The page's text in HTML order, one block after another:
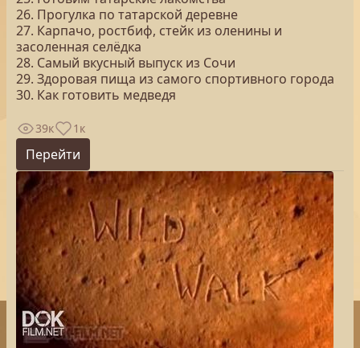
26. Прогулка по татарской деревне
27. Карпачо, ростбиф, стейк из оленины и
засоленная селёдка
28. Самый вкусный выпуск из Сочи
29. Здоровая пища из самого спортивного города
30. Как готовить медведя
39к 1к
Перейти